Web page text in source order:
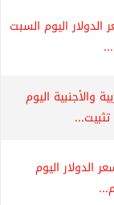
الدولار اليوم السبت
والأجنبية اليوم
الدولار اليوم